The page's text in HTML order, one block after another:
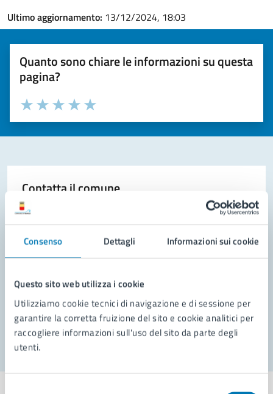
Consenso Dettagli Informazioni sui cookie
Questo sito web utilizza i cookie
Utilizziamo cookie tecnici di navigazione e di sessione per
garantire la corretta fruizione del sito e cookie analitici per
raccogliere informazioni sull'uso del sito da parte degli
utenti.
Ultimo aggiornamento: 13/12/2024, 18:03
Quanto sono chiare le informazioni su questa
pagina?
Valuta la chiarezza delle informazioni (da 1 a 5 stelle)
Seleziona il numero di stelle per valutare la chiarezza delle
Valuta 5 stelle su 5
Valuta 4 stelle su 5
Valuta 3 stelle su 5
Valuta 2 stelle su 5
Valuta 1 stelle su 5
Contatta il comune
Richiedi assistenza
Segnala disservizio